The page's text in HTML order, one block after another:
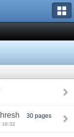
30 pages
16:32